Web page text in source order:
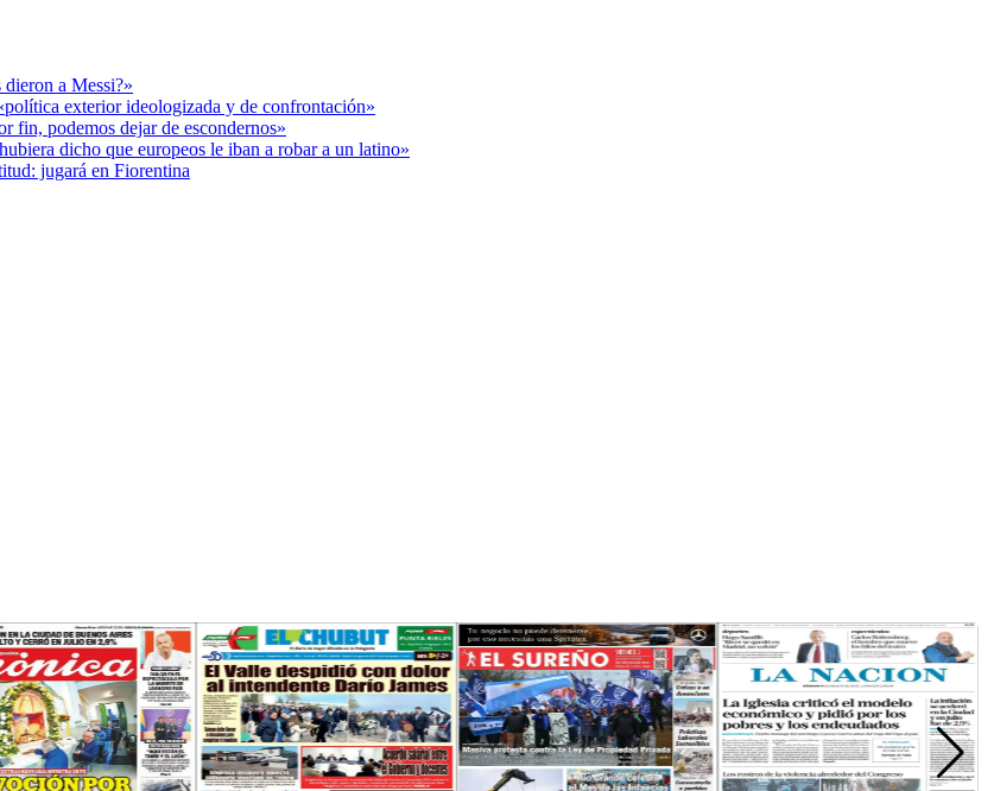
a Messi?»
exterior ideologizada y de confrontación»
fin, podemos dejar de escondernos»
dicho que europeos le iban a robar a un latino»
jugará en Fiorentina